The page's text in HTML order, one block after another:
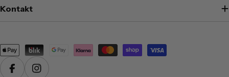
Kontakt
Metody
płatności
FacebookInstagram